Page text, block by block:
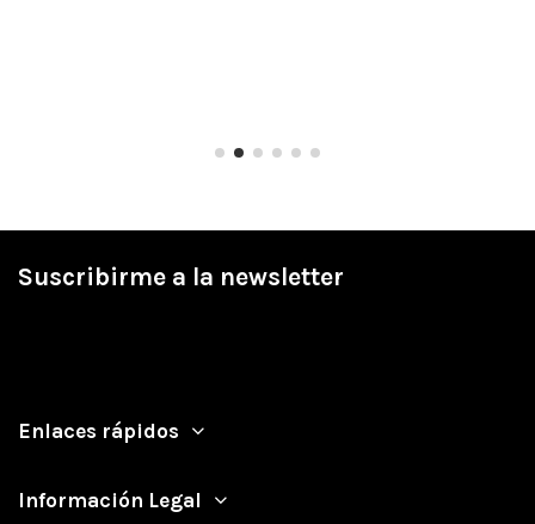
Suscribirme a la newsletter
Enlaces rápidos
Información Legal